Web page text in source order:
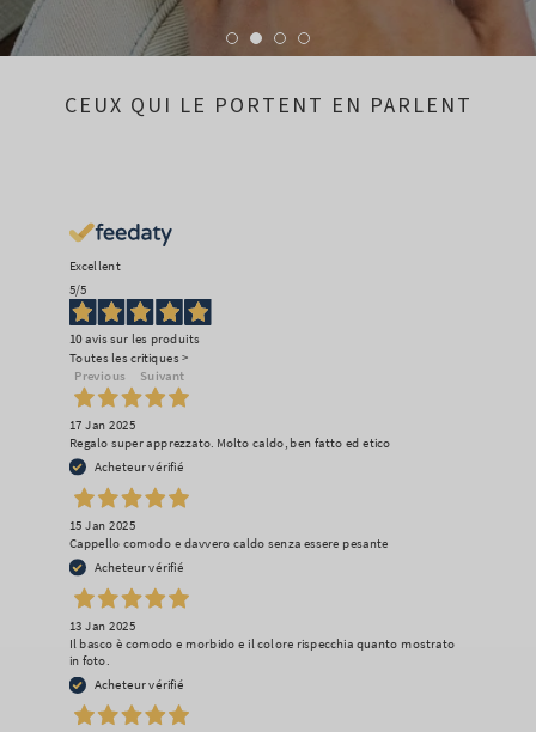
CEUX QUI LE PORTENT EN PARLENT
Excellent
5/5
10avis sur les produits
Toutes les critiques >
Previous
Suivant
17 Jan 2025
Regalo super apprezzato. Molto caldo, ben fatto ed etico
Acheteur vérifié
15 Jan 2025
Cappello comodo e davvero caldo senza essere pesante
Acheteur vérifié
13 Jan 2025
Il basco è comodo e morbido e il colore rispecchia quanto mostrato
in foto.
Acheteur vérifié